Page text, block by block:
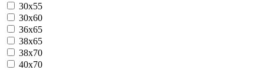
30x55
30x60
36x65
38x65
38x70
40x70